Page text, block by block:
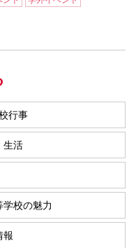
行事
生活
学校の魅力
報